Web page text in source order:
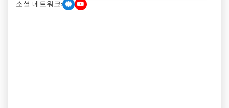
소셜 네트워크: